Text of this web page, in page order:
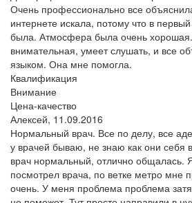
Очень профессионально все
интернете искала, потому что в
была. Атмосфера была очень
внимательная, умеет слушать, и все
языком. Она мне помогла.
Квалификация
Внимание
Цена-качество
Алексей, 11.09.2016
Нормальный врач. Все по делу, все
у врачей бываю, не знаю как они себя
врач нормальный, отлично общалась.
посмотрел врача, по ветке метро мне
очень. У меня проблема проблема